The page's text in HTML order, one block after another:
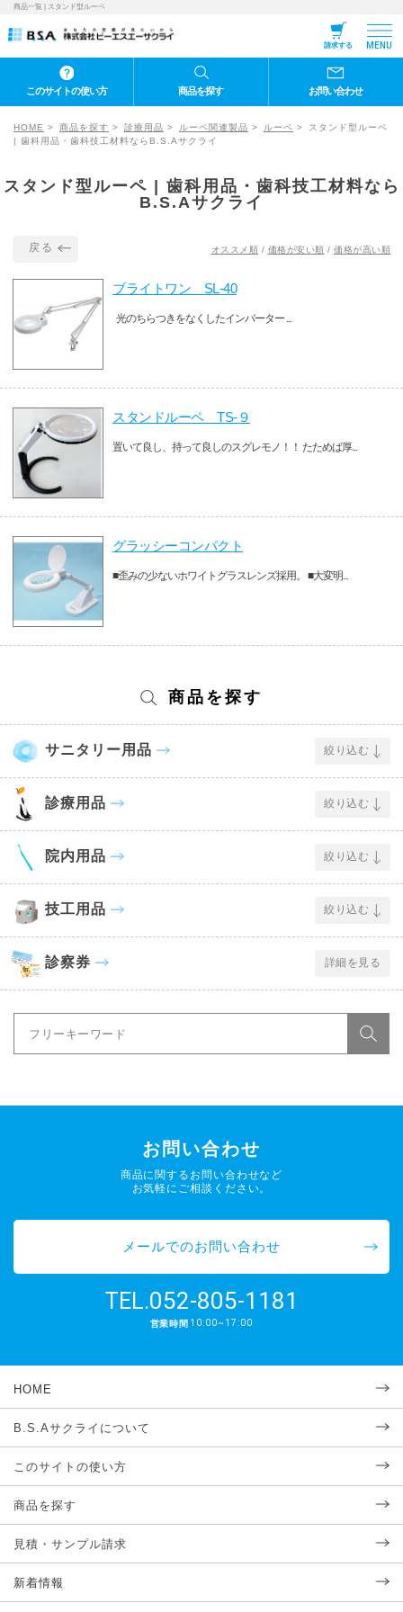
商品一覧 | スタンド型ルーペ
請求する MENU
このサイトの使い方 商品を探す お問い合わせ
HOME 商品を探す 診療用品 ルーペ関連製品 ルーペ
スタンド型ルーペ
| 歯科用品・歯科技工材料ならB.S.Aサクライ
スタンド型ルーペ | 歯科用品・歯科技工材料なら
B.S.Aサクライ
戻る オススメ順 / 価格が安い順 / 価格が高い順
ブライトワン SL-40
光のちらつきをなくしたインバーター ...
スタンドルーペ TS-９
置いて良し、持って良しのスグレモノ！！ たためば厚...
グラッシーコンパクト
■歪みの少ないホワイトグラスレンズ採用。 ■大変明...
商品を探す
サニタリー用品 絞り込む
診療用品 絞り込む
院内用品 絞り込む
技工用品 絞り込む
診察券 詳細を見る
お問い合わせ
商品に関するお問い合わせなど
お気軽にご相談ください。
メールでのお問い合わせ
TEL.052-805-1181
営業時間 10:00~17:00
HOME
B.S.Aサクライについて
このサイトの使い方
商品を探す
見積・サンプル請求
新着情報